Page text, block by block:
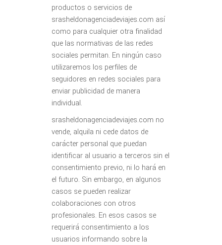
productos o servicios de
srasheldonagenciadeviajes.com así
como para cualquier otra finalidad
que las normativas de las redes
sociales permitan. En ningún caso
utilizaremos los perfiles de
seguidores en redes sociales para
enviar publicidad de manera
individual.
srasheldonagenciadeviajes.com no
vende, alquila ni cede datos de
carácter personal que puedan
identificar al usuario a terceros sin el
consentimiento previo, ni lo hará en
el futuro. Sin embargo, en algunos
casos se pueden realizar
colaboraciones con otros
profesionales. En esos casos se
requerirá consentimiento a los
usuarios informando sobre la